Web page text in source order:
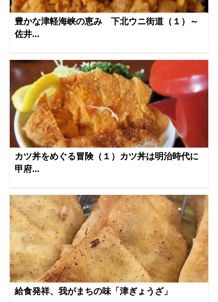
豊かな津軽海峡の恵み 下北ウニ街道（１）～
佐井...
カツ丼をめぐる冒険（１）カツ丼は明治時代に
甲府...
給食発祥、我がまちの味「津ぎょうざ」